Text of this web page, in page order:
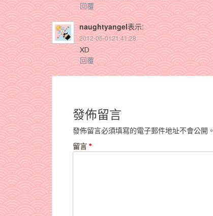
回覆
naughtyangel表示:
2012-05-0121:41:28
XD
回覆
發佈留言
發佈留言必須填寫的電子郵件地址不會公開。
留言 *